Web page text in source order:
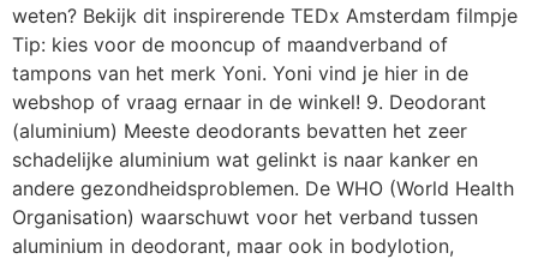
weten? Bekijk dit inspirerende TEDx Amsterdam filmpje
Tip: kies voor de mooncup of maandverband of
tampons van het merk Yoni. Yoni vind je hier in de
webshop of vraag ernaar in de winkel! 9. Deodorant
(aluminium) Meeste deodorants bevatten het zeer
schadelijke aluminium wat gelinkt is naar kanker en
andere gezondheidsproblemen. De WHO (World Health
Organisation) waarschuwt voor het verband tussen
aluminium in deodorant, maar ook in bodylotion,